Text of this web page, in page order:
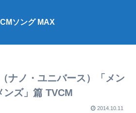
CMソング MAX
ナノ・ユニバース）「メン
ンズ」篇 TVCM
2014.10.11